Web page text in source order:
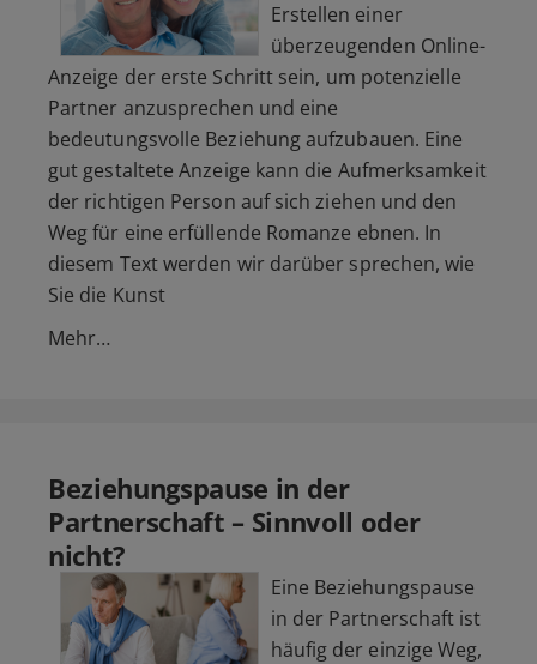
Erstellen einer
überzeugenden Online-
Anzeige der erste Schritt sein, um potenzielle
Partner anzusprechen und eine
bedeutungsvolle Beziehung aufzubauen. Eine
gut gestaltete Anzeige kann die Aufmerksamkeit
der richtigen Person auf sich ziehen und den
Weg für eine erfüllende Romanze ebnen. In
diesem Text werden wir darüber sprechen, wie
Sie die Kunst
Mehr…
Beziehungspause in der
Partnerschaft – Sinnvoll oder
nicht?
Eine Beziehungspause
in der Partnerschaft ist
häufig der einzige Weg,